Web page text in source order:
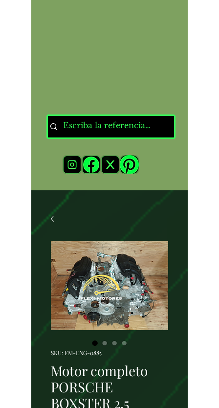
SKU: FM-ENG-0885
Motor completo
PORSCHE
BOXSTER 2.5